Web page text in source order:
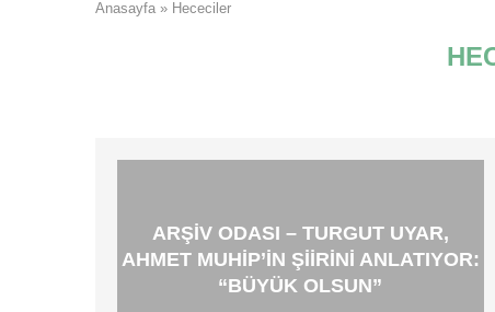
Anasayfa » Hececiler
ARŞIV ODASI – TURGUT UYAR,
AHMET MUHIP’IN ŞIIRINI ANLATIYOR:
“BÜYÜK OLSUN”